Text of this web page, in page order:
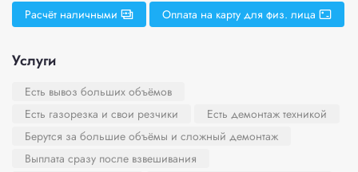
Расчёт наличными Оплата на карту для физ. лица
Услуги
Есть вывоз больших объёмов
Есть газорезка и свои резчики
Есть демонтаж техникой
Берутся за большие объёмы и сложный демонтаж
Выплата сразу после взвешивания